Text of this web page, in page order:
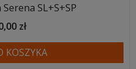
SL+S+SP
zł
KOSZYKA